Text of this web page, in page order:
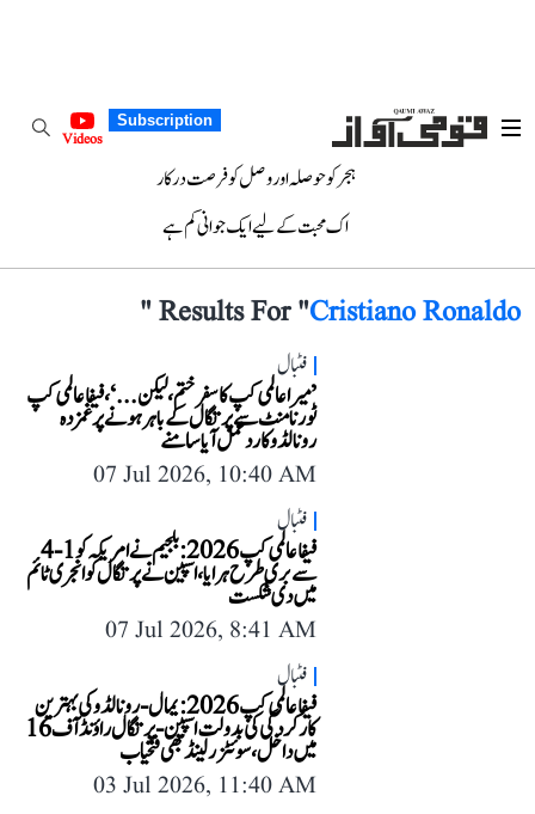
Subscription
Videos
ہجر کو حوصلہ اور وصل کو فرصت درکار
اک محبت کے لیے ایک جوانی کم ہے
Results For "Cristiano Ronaldo
"
فٹبال
’میرا عالمی کپ کا سفر ختم، لیکن...‘، فیفا عالمی کپ
ٹورنامنٹ سے پرتگال کے باہر ہونے پر غمزدہ
رونالڈو کا رد عمل آیا سامنے
07 Jul 2026, 10:40 AM
فٹبال
فیفا عالمی کپ 2026: بلجیم نے امریکہ کو 1-4
سے بری طرح ہرایا، اسپین نے پرتگال کو انجری ٹائم
میں دی شکست
07 Jul 2026, 8:41 AM
فٹبال
فیفا عالمی کپ 2026: یمال-رونالڈو کی بہترین
کارکردگی کی بدولت اسپین-پرتگال راؤنڈ آف 16
میں داخل، سوئٹزرلینڈ بھی فتحیاب
03 Jul 2026, 11:40 AM